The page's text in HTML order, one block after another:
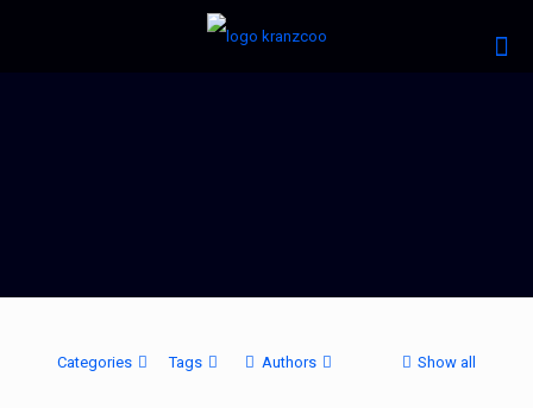
Categories Tags Authors Show all